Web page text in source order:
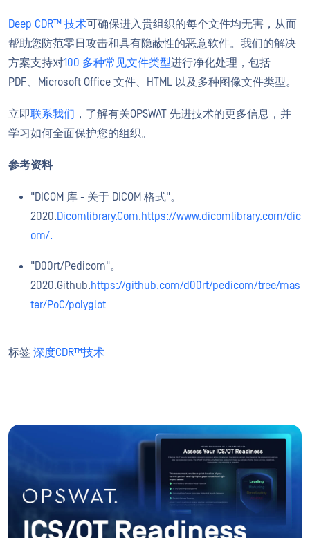
Deep CDR™ 技术可确保进入贵组织的每个文件均无害，从而
帮助您防范零日攻击和具有隐蔽性的恶意软件。我们的解决
方案支持对100 多种常见文件类型进行净化处理，包括
PDF、Microsoft Office 文件、HTML 以及多种图像文件类型。
立即联系我们 ，了解有关OPSWAT 先进技术的更多信息，并
学习如何全面保护您的组织。
参考资料
"DICOM 库 - 关于 DICOM 格式"。
2020.Dicomlibrary.Com.https://www.dicomlibrary.com/dic
om/.
"D00rt/Pedicom"。
2020.Github.https://github.com/d00rt/pedicom/tree/mas
ter/PoC/polyglot
标签 深度CDR™技术